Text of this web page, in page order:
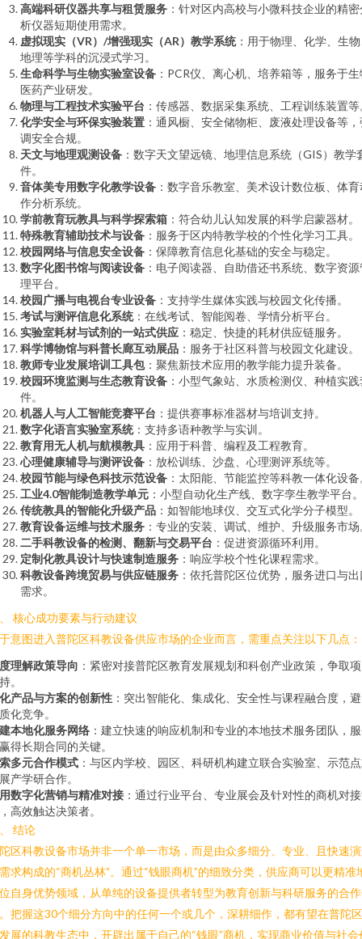
高端科研仪器共享与租赁服务 ：针对区内高校与小微科技企业的精
析仪器短期使用需求。
虚拟现实（VR）/增强现实（AR）教学系统：用于物理、化学、生
地理等学科的沉浸式学习。
生命科学与生物实验室设备 ：PCR仪、离心机、培养箱等，服务于
医药产业研发。
物理与工程技术实验平台 ：传感器、数据采集系统、工程训练装置
化学安全与环保实验装置 ：通风橱、安全储物柜、废液处理设备等
调安全合规。
天文与地理观测设备 ：数字天文望远镜、地理信息系统（GIS）教学
件。
音体美专用数字化教学设备 ：数字音乐教室、美术设计数位板、体
作分析系统。
学前教育玩教具与科学探索箱 ：符合幼儿认知发展的科学启蒙器材。
特殊教育辅助技术与设备 ：服务于区内特教学校的个性化学习工具。
校园网络与信息安全设备 ：保障教育信息化基础的安全与稳定。
数字化图书馆与阅读设备 ：电子阅读器、自助借还书系统、数字资
理平台。
校园广播与电视台专业设备 ：支持学生媒体实践与校园文化传播。
考试与测评信息化系统：在线考试、智能阅卷、学情分析平台。
实验室耗材与试剂的一站式供应 ：稳定、快捷的耗材供应链服务。
科学博物馆与科普长廊互动展品 ：服务于社区科普与校园文化建设。
教师专业发展培训工具包：聚焦新技术应用的教学能力提升装备。
校园环境监测与生态教育设备 ：小型气象站、水质检测仪、种植实
件。
机器人与人工智能竞赛平台 ：提供赛事标准器材与培训支持。
数字化语言实验室系统：支持多语种教学与实训。
教育用无人机与航模教具 ：应用于科普、编程及工程教育。
心理健康辅导与测评设备 ：放松训练、沙盘、心理测评系统等。
校园节能与绿色科技示范设备 ：太阳能、节能监控等科教一体化设
工业4.0智能制造教学单元 ：小型自动化生产线、数字孪生教学平台
传统教具的智能化升级产品 ：如智能地球仪、交互式化学分子模型。
教育设备运维与技术服务 ：专业的安装、调试、维护、升级服务市
二手科教设备的检测、翻新与交易平台 ：促进资源循环利用。
定制化教具设计与快速制造服务 ：响应学校个性化课程需求。
科教设备跨境贸易与供应链服务 ：依托普陀区位优势，服务进口与
需求。
核心成功要素与行动建议
意图进入普陀区科教设备供应市场的企业而言，需重点关注以下几点：
理解政策导向 ：紧密对接普陀区教育发展规划和科创产业政策，争取
。
产品与方案的创新性 ：突出智能化、集成化、安全性与课程融合度，
化竞争。
本地化服务网络 ：建立快速的响应机制和专业的本地技术服务团队，
得长期合同的关键。
多元合作模式 ：与区内学校、园区、科研机构建立联合实验室、示范
产学研合作。
数字化营销与精准对接 ：通过行业平台、专业展会及针对性的商机对
高效触达决策者。
结论
区科教设备市场并非一个单一市场，而是由众多细分、专业、且快速
求构成的“商机丛林”。通过“钱眼商机”的细致分类，供应商可以更精准
自身优势领域，从单纯的设备提供者转型为教育创新与科研服务的合
把握这30个细分方向中的任何一个或几个，深耕细作，都有望在普陀
展的科教生态中，开辟出属于自己的“钱眼”商机，实现商业价值与社会